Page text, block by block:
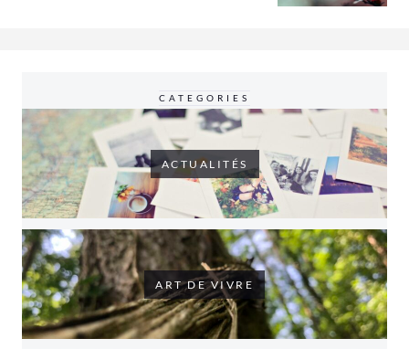
CATEGORIES
ACTUALITÉS
ART DE VIVRE